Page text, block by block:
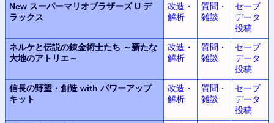
New スーパーマリオブラザーズ U デ
ラックス
改造・
解析
質問・
雑談
セーブ
データ
投稿
ネルケと伝説の錬金術士たち ～新たな
大地のアトリエ～
改造・
解析
質問・
雑談
セーブ
データ
投稿
信長の野望・創造 with パワーアップ
キット
改造・
解析
質問・
雑談
セーブ
データ
投稿